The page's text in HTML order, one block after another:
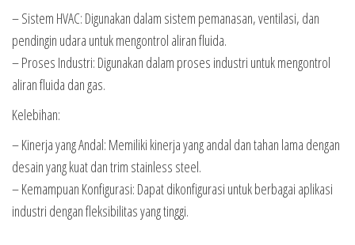
– Sistem HVAC: Digunakan dalam sistem pemanasan, ventilasi, dan
pendingin udara untuk mengontrol aliran fluida.
– Proses Industri: Digunakan dalam proses industri untuk mengontrol
aliran fluida dan gas.
Kelebihan:
– Kinerja yang Andal: Memiliki kinerja yang andal dan tahan lama dengan
desain yang kuat dan trim stainless steel.
– Kemampuan Konfigurasi: Dapat dikonfigurasi untuk berbagai aplikasi
industri dengan fleksibilitas yang tinggi.